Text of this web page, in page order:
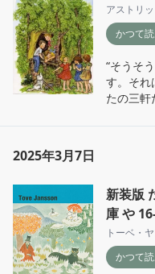
アストリ
かつて
“そうそ
す。それ
たの三軒
2025年3月7日
新装版
庫 や
トーベ・
かつて